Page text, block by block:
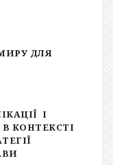
ДЛЯ
І
КОНТЕКСТІ